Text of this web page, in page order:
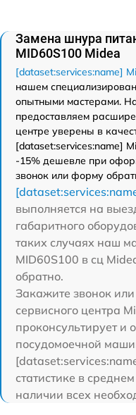
Замена шнура
MID60S100 Midea
[dataset:services:name]
нашем
опытными мастерами.
предоставляем
центре уверены в
[dataset:services:name]
-15% дешевле при
звонок или форму
выполняется на
габаритного
таких случаях наш
MID60S100 в сц
обратно.
Закажите звонок
сервисного центра
проконсультирует и
посудомоечной
статистике в
наличии всех